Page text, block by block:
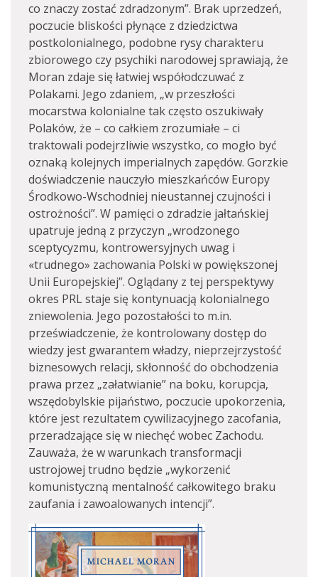
co znaczy zostać zdradzonym”. Brak uprzedzeń,
poczucie bliskości płynące z dziedzictwa
postkolonialnego, podobne rysy charakteru
zbiorowego czy psychiki narodowej sprawiają, że
Moran zdaje się łatwiej współodczuwać z
Polakami. Jego zdaniem, „w przeszłości
mocarstwa kolonialne tak często oszukiwały
Polaków, że – co całkiem zrozumiałe – ci
traktowali podejrzliwie wszystko, co mogło być
oznaką kolejnych imperialnych zapędów. Gorzkie
doświadczenie nauczyło mieszkańców Europy
Środkowo-Wschodniej nieustannej czujności i
ostrożności”. W pamięci o zdradzie jałtańskiej
upatruje jedną z przyczyn „wrodzonego
sceptycyzmu, kontrowersyjnych uwag i
«trudnego» zachowania Polski w powiększonej
Unii Europejskiej”. Oglądany z tej perspektywy
okres PRL staje się kontynuacją kolonialnego
zniewolenia. Jego pozostałości to m.in.
przeświadczenie, że kontrolowany dostęp do
wiedzy jest gwarantem władzy, nieprzejrzystość
biznesowych relacji, skłonność do obchodzenia
prawa przez „załatwianie” na boku, korupcja,
wszędobylskie pijaństwo, poczucie upokorzenia,
które jest rezultatem cywilizacyjnego zacofania,
przeradzające się w niechęć wobec Zachodu.
Zauważa, że w warunkach transformacji
ustrojowej trudno będzie „wykorzenić
komunistyczną mentalność całkowitego braku
zaufania i zawoalowanych intencji”.